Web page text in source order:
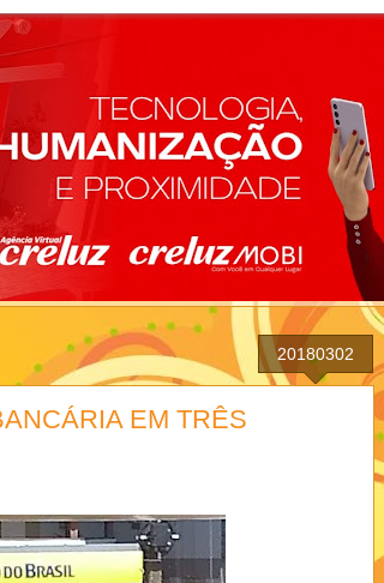
20180302
EM TRÊS